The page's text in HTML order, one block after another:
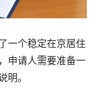
一个稳定在京居住
申请人需要准备一
明。